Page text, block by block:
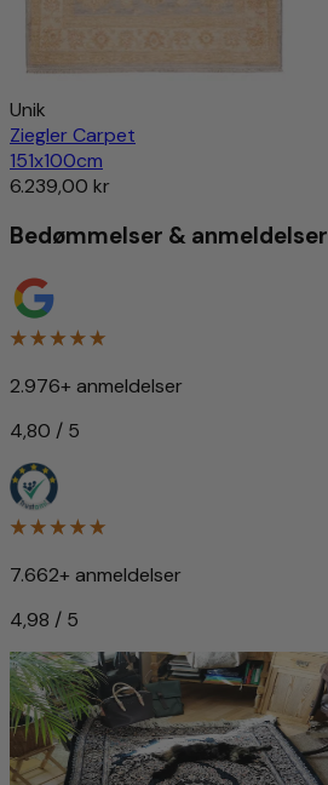
Unik
Ziegler Carpet
151x100cm
6.239,00 kr
Bedømmelser & anmeldelser
2.976+ anmeldelser
4,80 / 5
7.662+ anmeldelser
4,98 / 5